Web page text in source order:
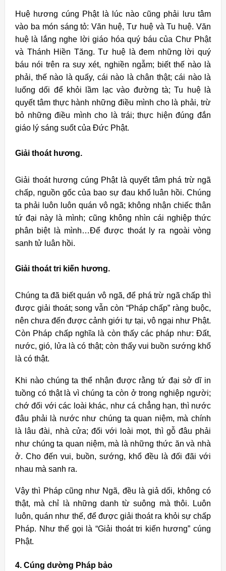
Huệ hương cúng Phật là lúc nào cũng phải lưu tâm
vào ba món sáng tỏ: Văn huệ, Tư huệ và Tu huệ. Văn
huệ là lắng nghe lời giáo hóa quý báu của Chư Phật
và Thánh Hiền Tăng. Tư huệ là đem những lời quý
báu nói trên ra suy xét, nghiền ngẫm; biết thế nào là
phải, thế nào là quấy, cái nào là chân thật; cái nào là
luống dối để khỏi lầm lạc vào đường tà; Tu huệ là
quyết tâm thực hành những điều mình cho là phải, trừ
bỏ những điều mình cho là trái; thực hiện đúng đắn
giáo lý sáng suốt của Ðức Phật.
Giải thoát hương.
Giải thoát hương cúng Phật là quyết tâm phá trừ ngã
chấp, nguồn gốc của bao sự đau khổ luân hồi. Chúng
ta phải luôn luôn quán vô ngã; không nhận chiếc thân
tứ đại này là mình; cũng không nhìn cái nghiệp thức
phân biệt là mình…Để được thoát ly ra ngoài vòng
sanh tử luân hồi.
Giải thoát tri kiến hương.
Chúng ta đã biết quán vô ngã, để phá trừ ngã chấp thì
được giải thoát; song vẫn còn “Pháp chấp” ràng buộc,
nên chưa đến được cảnh giới tự tại, vô ngại như Phật.
Còn Pháp chấp nghĩa là còn thấy các pháp như: Đất,
nước, gió, lửa là có thật; còn thấy vui buồn sướng khổ
là có thật.
Khi nào chúng ta thể nhận được rằng tứ đại sở dĩ in
tuồng có thật là vì chúng ta còn ở trong nghiệp người;
chớ đối với các loài khác, như cá chẳng hạn, thì nước
đâu phải là nước như chúng ta quan niệm, mà chính
là lâu đài, nhà cửa; đối với loài mọt, thì gỗ đâu phải
như chúng ta quan niệm, mà là những thức ăn và nhà
ở. Cho đến vui, buồn, sướng, khổ đều là đối đãi với
nhau mà sanh ra.
Vậy thì Pháp cũng như Ngã, đều là giả dối, không có
thật, mà chỉ là những danh từ suông mà thôi. Luôn
luôn, quán như thế, để được giải thoát ra khỏi sự chấp
Pháp. Như thế gọi là “Giải thoát tri kiến hương” cúng
Phật.
4. Cúng dường Pháp bảo